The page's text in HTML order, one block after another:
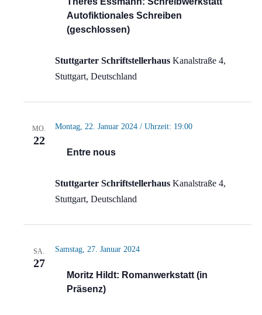
Autofiktionales Schreiben
(geschlossen)
Stuttgarter Schriftstellerhaus Kanalstraße 4,
Stuttgart, Deutschland
MO.
22
Entre nous
Montag, 22. Januar 2024 / Uhrzeit: 19:00
Stuttgarter Schriftstellerhaus Kanalstraße 4,
Stuttgart, Deutschland
SA.
27
Moritz Hildt: Romanwerkstatt (in
Präsenz)
Samstag, 27. Januar 2024